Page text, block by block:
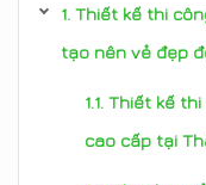
Thiết kế thi
tạo nên vẻ đẹp
Thiết kế
cao cấp tại